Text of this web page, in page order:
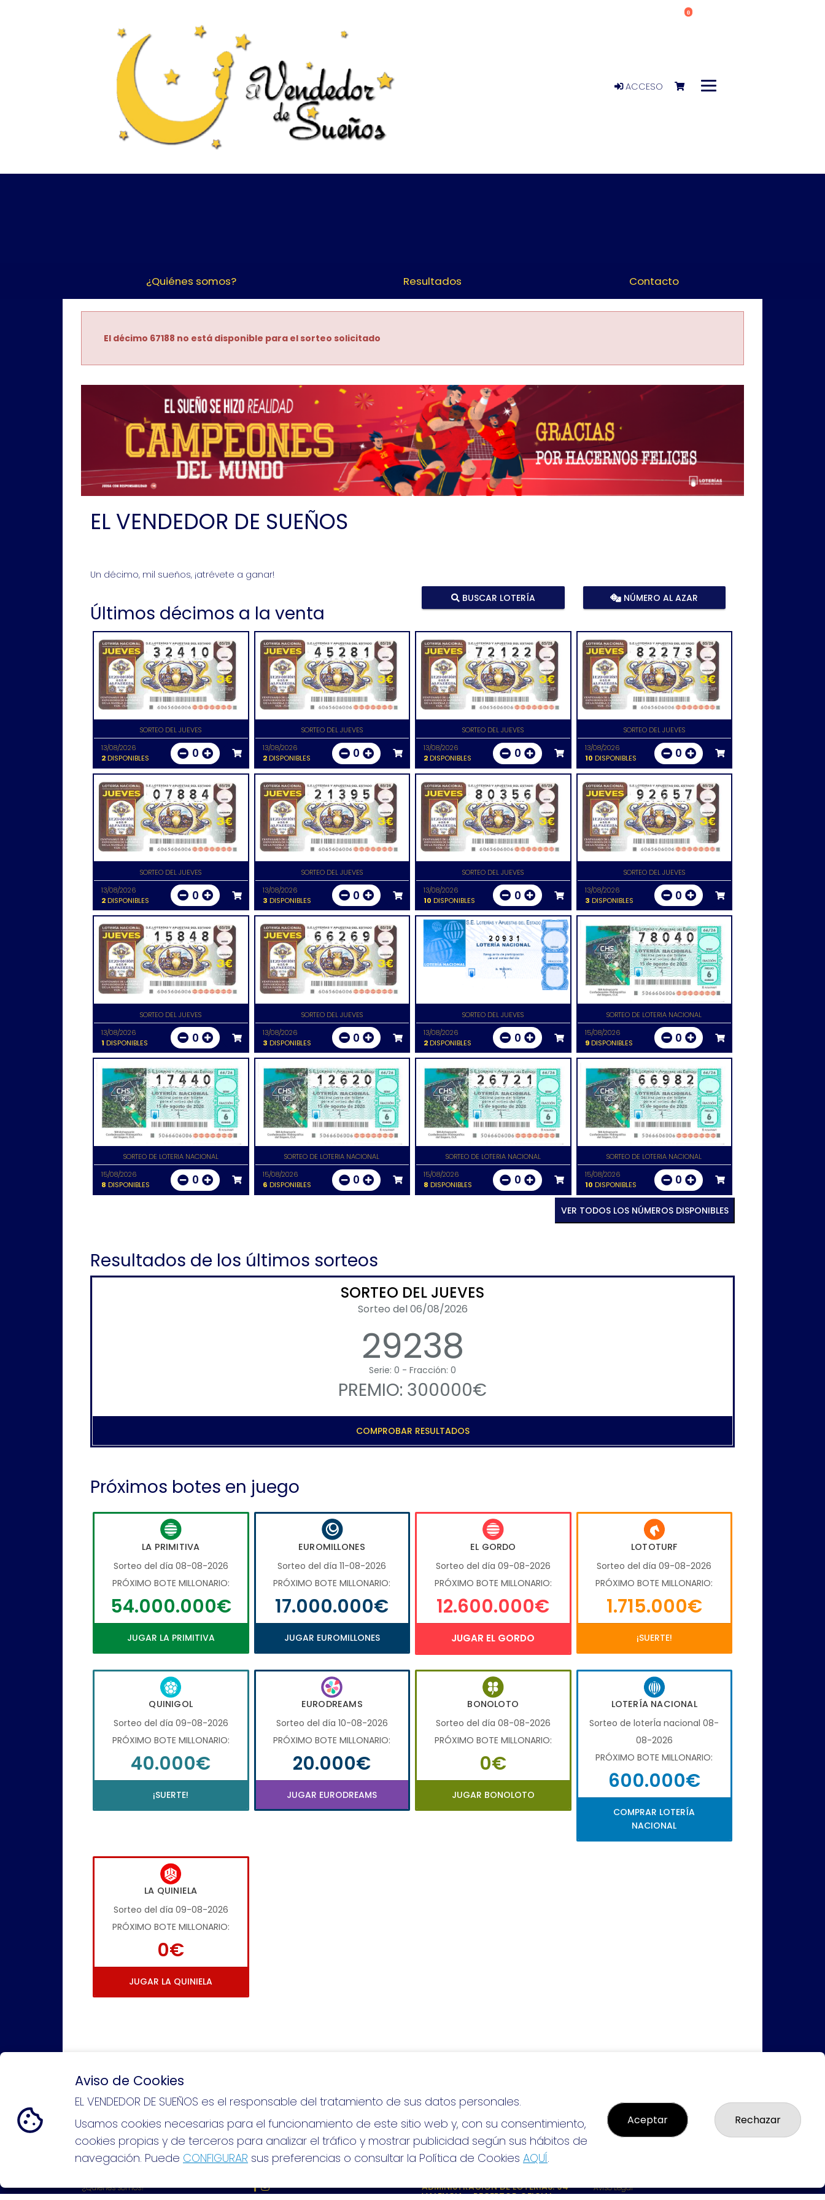
ACCESO
0
¿Quiénes somos? Resultados Contacto
El décimo 67188 no está disponible para el sorteo solicitado
EL VENDEDOR DE SUEÑOS
Un décimo, mil sueños, ¡atrévete a ganar!
Últimos décimos a la venta
BUSCAR LOTERÍA NÚMERO AL AZAR
SORTEO DEL JUEVES
13/08/2026
2DISPONIBLES 0
SORTEO DEL JUEVES
13/08/2026
2DISPONIBLES 0
SORTEO DEL JUEVES
13/08/2026
2DISPONIBLES 0
SORTEO DEL JUEVES
13/08/2026
10 DISPONIBLES 0
SORTEO DEL JUEVES
13/08/2026
2DISPONIBLES 0
SORTEO DEL JUEVES
13/08/2026
3 DISPONIBLES 0
SORTEO DEL JUEVES
13/08/2026
10 DISPONIBLES 0
SORTEO DEL JUEVES
13/08/2026
3 DISPONIBLES 0
SORTEO DEL JUEVES
13/08/2026
1 DISPONIBLES 0
SORTEO DEL JUEVES
13/08/2026
3 DISPONIBLES 0
20931
SORTEO DEL JUEVES
13/08/2026
2DISPONIBLES 0
SORTEO DE LOTERIA NACIONAL
15/08/2026
9DISPONIBLES 0
SORTEO DE LOTERIA NACIONAL
15/08/2026
8 DISPONIBLES 0
SORTEO DE LOTERIA NACIONAL
15/08/2026
6 DISPONIBLES 0
SORTEO DE LOTERIA NACIONAL
15/08/2026
8 DISPONIBLES 0
SORTEO DE LOTERIA NACIONAL
15/08/2026
10 DISPONIBLES 0
VER TODOS LOS NÚMEROS DISPONIBLES
Resultados de los últimos sorteos
SORTEO DEL JUEVES
Sorteo del 06/08/2026
29238
Serie: 0 - Fracción: 0
PREMIO: 300000€
COMPROBAR RESULTADOS
Próximos botes en juego
LA PRIMITIVA
Sorteo del día 08-08-2026
PRÓXIMO BOTE MILLONARIO:
54.000.000€
JUGAR LA PRIMITIVA
EUROMILLONES
Sorteo del día 11-08-2026
PRÓXIMO BOTE MILLONARIO:
17.000.000€
JUGAR EUROMILLONES
EL GORDO
Sorteo del día 09-08-2026
PRÓXIMO BOTE MILLONARIO:
12.600.000€
JUGAR EL GORDO
LOTOTURF
Sorteo del día 09-08-2026
PRÓXIMO BOTE MILLONARIO:
1.715.000€
¡SUERTE!
QUINIGOL
Sorteo del día 09-08-2026
PRÓXIMO BOTE MILLONARIO:
40.000€
¡SUERTE!
EURODREAMS
Sorteo del día 10-08-2026
PRÓXIMO BOTE MILLONARIO:
20.000€
JUGAR EURODREAMS
BONOLOTO
Sorteo del día 08-08-2026
PRÓXIMO BOTE MILLONARIO:
0€
JUGAR BONOLOTO
LOTERÍA NACIONAL
Sorteo de loterÍa nacional 08-
08-2026
PRÓXIMO BOTE MILLONARIO:
600.000€
COMPRAR LOTERÍA
NACIONAL
LA QUINIELA
Sorteo del día 09-08-2026
PRÓXIMO BOTE MILLONARIO:
0€
JUGAR LA QUINIELA
Si puedes soñarlo, puedes hacerlo, ¡mucha suerte!
EL VENDEDOR DE SUEÑOS
¿Quiénes somos?
REDES SOCIALES
ADMINISTRACION DE LOTERIAS: 94-
VALENCIA - RECEPTOR OFICIAL:
Aviso Legal
Aviso de Cookies
EL VENDEDOR DE SUEÑOS es el responsable del tratamiento de sus datos personales.
Usamos cookies necesarias para el funcionamiento de este sitio web y, con su consentimiento,
cookies propias y de terceros para analizar el tráfico y mostrar publicidad según sus hábitos de
navegación. Puede CONFIGURAR sus preferencias o consultar la Política de Cookies AQUÍ.
Aceptar Rechazar